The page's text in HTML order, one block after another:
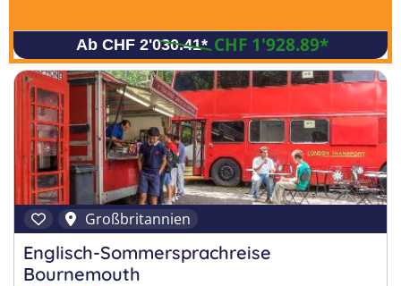
Ab CHF 2'030.41* CHF 1'928.89*
Großbritannien
Englisch-Sommersprachreise
Bournemouth